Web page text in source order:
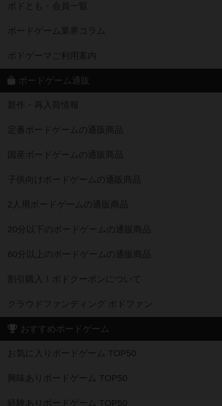
ボドとも・会員一覧
ボードゲーム業界コラム
ボドゲーマご利用案内
ボードゲーム通販
新作・再入荷情報
定番ボードゲームの通販商品
国産ボードゲームの通販商品
子供向けボードゲームの通販商品
2人用ボードゲームの通販商品
20分以下のボードゲームの通販商品
60分以上のボードゲームの通販商品
割引購入！ボドクーポンについて
クラウドファンディング ボドファン
おすすめボードゲーム
お気に入りボードゲーム TOP50
興味ありボードゲーム TOP50
経験ありボードゲーム TOP50